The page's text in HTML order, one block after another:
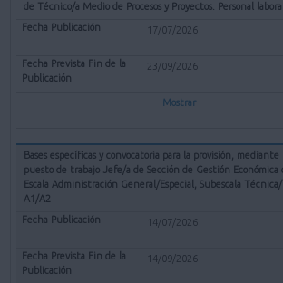
de Técnico/a Medio de Procesos y Proyectos. Personal
17/07/2026
23/09/2026
Mostrar
Bases específicas y convocatoria para la provisión,
puesto de trabajo Jefe/a de Sección de Gestión Económica
Escala Administración General/Especial, Subescala
A1/A2
14/07/2026
14/09/2026